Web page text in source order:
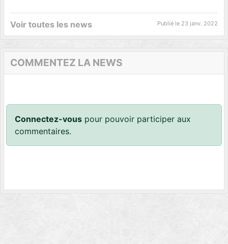
Voir toutes les news Publié le 23 janv. 2022
COMMENTEZ LA NEWS
Connectez-vous pour pouvoir participer aux
commentaires.